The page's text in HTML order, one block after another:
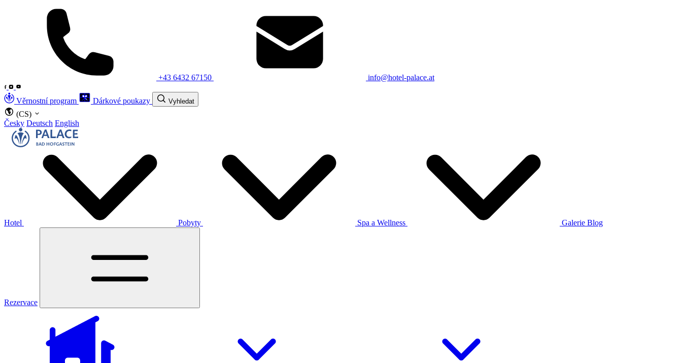
+43 6432 67150 info@hotel-palace.at
Věrnostní program Dárkové poukazy Vyhledat
(CS)
Česky Deutsch English
Hotel Pobyty Spa a Wellness Galerie Blog
Rezervace